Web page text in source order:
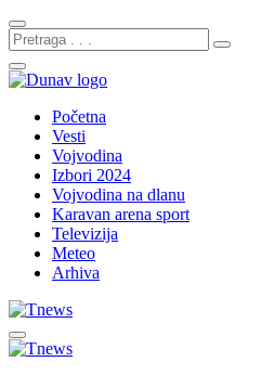
Početna
Vesti
Vojvodina
Izbori 2024
Vojvodina na dlanu
Karavan arena sport
Televizija
Meteo
Arhiva